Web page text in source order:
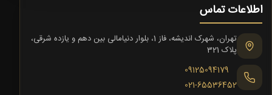
اطلاعات تماس
تهران، شهرک اندیشه، فاز 1، بلوار دنیامالی بین دهم و یازده شرقی،
پلاک 321
09125094179
021-65536452